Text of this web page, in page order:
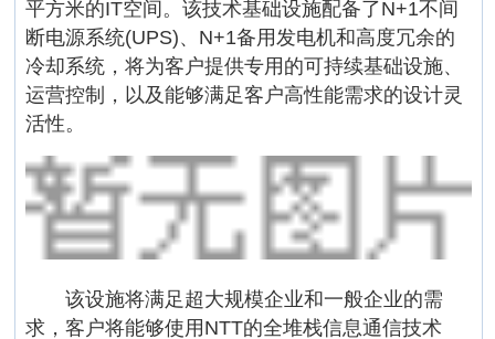
平方米的IT空间。该技术基础设施配备了N+1不间
断电源系统(UPS)、N+1备用发电机和高度冗余的
冷却系统，将为客户提供专用的可持续基础设施、
运营控制，以及能够满足客户高性能需求的设计灵
活性。
该设施将满足超大规模企业和一般企业的需
求，客户将能够使用NTT的全堆栈信息通信技术